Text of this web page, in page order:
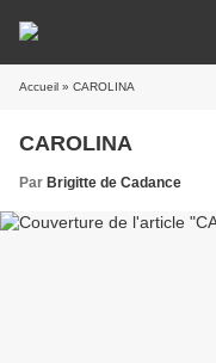
Accueil » CAROLINA
CAROLINA
Par Brigitte de Cadance